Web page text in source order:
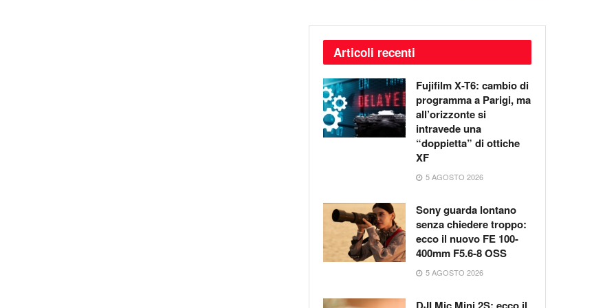
Articoli recenti
Fujifilm X-T6: cambio di
programma a Parigi, ma
all’orizzonte si
intravede una
“doppietta” di ottiche
XF
5 AGOSTO 2026
Sony guarda lontano
senza chiedere troppo:
ecco il nuovo FE 100-
400mm F5.6-8 OSS
5 AGOSTO 2026